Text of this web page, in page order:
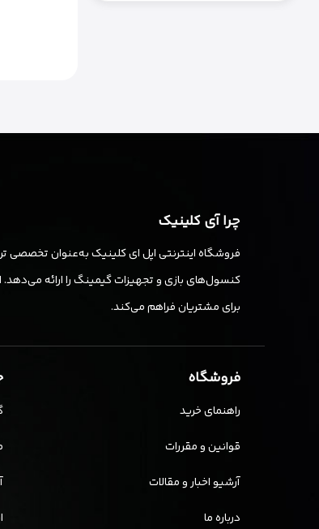
چرا آی کلینیک
فروشگاه اینترنتی اپل ای کلینیک به‌عنوان تخصصی
کنسول‌های بازی و تجهیزات گیمینگ را ارائه
برای مشتریان فراهم می‌کند.
فروشگاه
راهنمای خرید
قوانین و مقررات
آرشیو اخبار و مقالات
درباره ما